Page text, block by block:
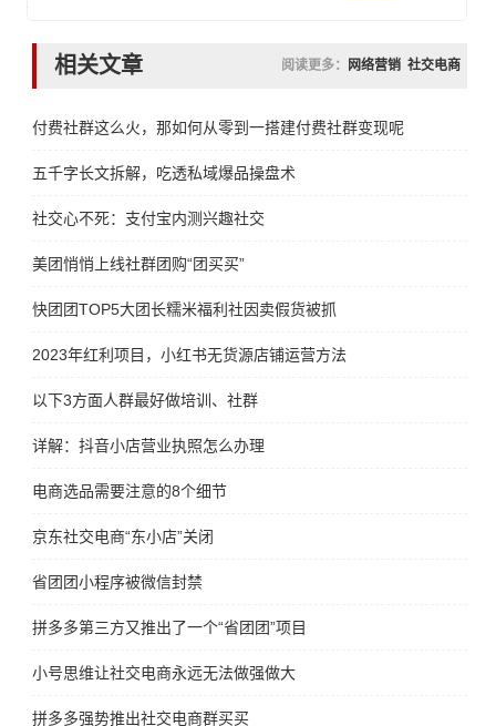
相关文章 阅读更多： 网络营销 社交电商
付费社群这么火，那如何从零到一搭建付费社群变现呢
五千字长文拆解，吃透私域爆品操盘术
社交心不死：支付宝内测兴趣社交
美团悄悄上线社群团购“团买买”
快团团TOP5大团长糯米福利社因卖假货被抓
2023年红利项目，小红书无货源店铺运营方法
以下3方面人群最好做培训、社群
详解：抖音小店营业执照怎么办理
电商选品需要注意的8个细节
京东社交电商“东小店”关闭
省团团小程序被微信封禁
拼多多第三方又推出了一个“省团团”项目
小号思维让社交电商永远无法做强做大
拼多多强势推出社交电商群买买